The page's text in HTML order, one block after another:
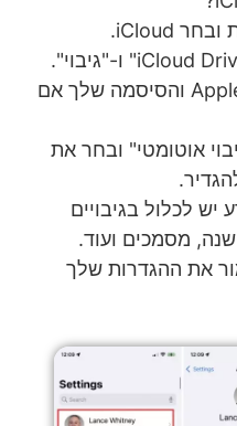
3. תתבקש להזין את ה-Apple ID והסיסמה שלך אם
אוטומטי" ובחר את
יש לכלול בגיבויים
מסמכים ועוד.
את ההגדרות שלך